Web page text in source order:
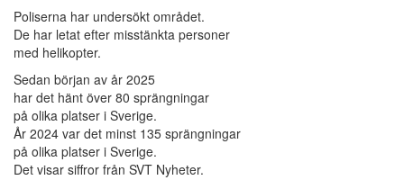
Poliserna har undersökt området.
De har letat efter misstänkta personer
med helikopter.
Sedan början av år 2025
har det hänt över 80 sprängningar
på olika platser i Sverige.
År 2024 var det minst 135 sprängningar
på olika platser i Sverige.
Det visar siffror från SVT Nyheter.